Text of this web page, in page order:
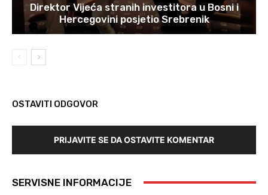
Direktor Vijeća stranih investitora u Bosni i
Hercegovini posjetio Srebrenik
OSTAVITI ODGOVOR
PRIJAVITE SE DA OSTAVITE KOMENTAR
SERVISNE INFORMACIJE